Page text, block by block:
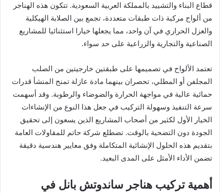
قطاع البناء والتشييد بالمملكة العربية السعودية. تتكون هذه الهناجر
من ألواح مركبة ذات طبقات متعددة، تجمع بين الصلابة الهيكلية
والعزل الحراري في آن واحد، مما يجعلها خيارا استثنائيا للمشاريع
الصناعية والتجارية والزراعية على حد سواء.
تعتمد الألواح في تصميمها على طبقتين خارجيتين من الصلب
المجلفن أو المطلي، تحصران بينهما مادة عازلة تمنح المنشأ قدرات
حمائية عالية في مواجهة الحرارة والضوضاء والرطوبة. وقد أسهمت
سرعة التنفيذ وسهولة التركيب في جعل هذا النوع من الإنشاءات
الخيار الأول لكثير من أصحاب المشاريع الذين يسعون إلى تحقيق
الجودة دون التضحية بالوقت. تضطلع شركة حاتم للمقاولات العامة
بتقديم هذه الحلول الإنشائية المتكاملة وفق معايير هندسية دقيقة
تضمن الأداء الأمثل على المدى البعيد.
أهمية تركيب هناجر ساندوتش بانل في